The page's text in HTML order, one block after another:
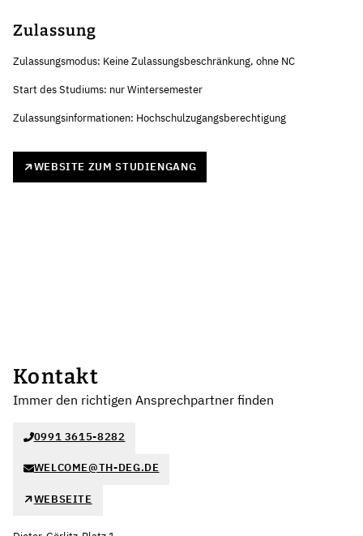
Zulassung
Zulassungsmodus: Keine Zulassungsbeschränkung, ohne NC
Start des Studiums: nur Wintersemester
Zulassungsinformationen: Hochschulzugangsberechtigung
WEBSITE ZUM STUDIENGANG
Kontakt
Immer den richtigen Ansprechpartner finden
0991 3615-8282
WELCOME@TH-DEG.DE
WEBSEITE